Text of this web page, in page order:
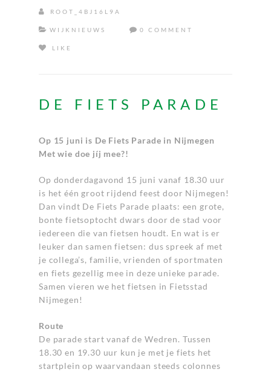
ROOT_4BJ16L9A
WIJKNIEUWS 0 COMMENT
LIKE
DE FIETS PARADE
Op 15 juni is De Fiets Parade in Nijmegen
Met wie doe jíj mee?!
Op donderdagavond 15 juni vanaf 18.30 uur
is het één groot rijdend feest door Nijmegen!
Dan vindt De Fiets Parade plaats: een grote,
bonte fietsoptocht dwars door de stad voor
iedereen die van fietsen houdt. En wat is er
leuker dan samen fietsen: dus spreek af met
je collega’s, familie, vrienden of sportmaten
en fiets gezellig mee in deze unieke parade.
Samen vieren we het fietsen in Fietsstad
Nijmegen!
Route
De parade start vanaf de Wedren. Tussen
18.30 en 19.30 uur kun je met je fiets het
startplein op waarvandaan steeds colonnes